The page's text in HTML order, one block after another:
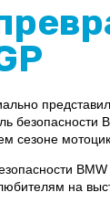
безопасности
сезоне
на